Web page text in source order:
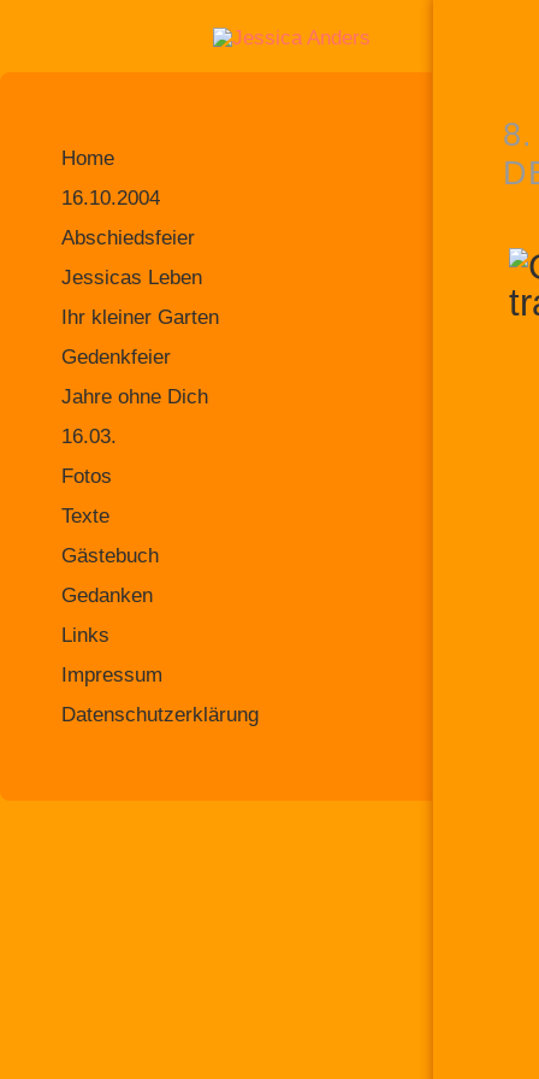
Home
16.10.2004
Abschiedsfeier
Jessicas Leben
Ihr kleiner Garten
Gedenkfeier
Jahre ohne Dich
16.03.
Fotos
Texte
Gästebuch
Gedanken
Links
Impressum
Datenschutzerklärung